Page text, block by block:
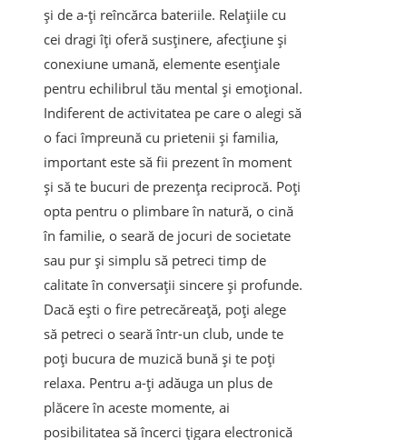
și de a-ți reîncărca bateriile. Relațiile cu
cei dragi îți oferă susținere, afecțiune și
conexiune umană, elemente esențiale
pentru echilibrul tău mental și emoțional.
Indiferent de activitatea pe care o alegi să
o faci împreună cu prietenii și familia,
important este să fii prezent în moment
și să te bucuri de prezența reciprocă. Poți
opta pentru o plimbare în natură, o cină
în familie, o seară de jocuri de societate
sau pur și simplu să petreci timp de
calitate în conversații sincere și profunde.
Dacă ești o fire petrecăreață, poți alege
să petreci o seară într-un club, unde te
poți bucura de muzică bună și te poți
relaxa. Pentru a-ți adăuga un plus de
plăcere în aceste momente, ai
posibilitatea să încerci ţigara electronică